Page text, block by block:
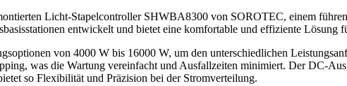
Licht-Stapelcontroller SHWBA8300 von SOROTEC, einem
entwickelt und bietet eine komfortable und effiziente Lösung
von 4000 W bis 16000 W, um den unterschiedlichen
was die Wartung vereinfacht und Ausfallzeiten minimiert. Der DC-
so Flexibilität und Präzision bei der Stromverteilung.